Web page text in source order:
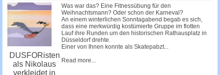
DUSFORisten
als Nikolaus
verkleidet in
Was war das? Eine Fitnessübung für den
Weihnachtsmann? Oder schon der Karneval?
An einem winterlichen Sonntagabend begab es sich,
dass eine merkwürdig kostümierte Gruppe im flotten
Lauf ihre Runden um den historischen Rathausplatz in
Düsseldorf drehte.
Einer von Ihnen konnte als Skatepabzt...
Read more...